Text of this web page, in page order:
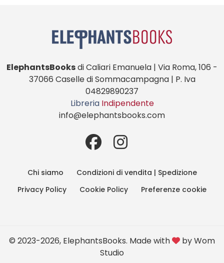
ElephantsBooksdi Caliari Emanuela | Via Roma, 106 -
37066 Caselle di Sommacampagna | P. Iva
04829890237
Libreria Indipendente
info@elephantsbooks.com
Chi siamo
Condizioni di vendita | Spedizione
Privacy Policy
Cookie Policy Preferenze cookie
© 2023-2026, ElephantsBooks. Made with byWom
Studio